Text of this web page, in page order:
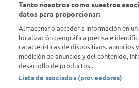
Conocenos
Info útil
Comprá Online
Tanto nosotros como nuestros
datos para proporcionar:
Almacenar o acceder a información en
localización geográfica precisa e
características de dispositivos. anuncios
medición de anuncios y del contenido,
desarrollo de productos..
Lista de asociados (proveedores)